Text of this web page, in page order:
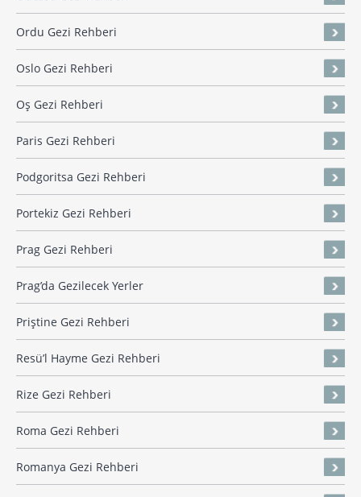
Ordu Gezi Rehberi
Oslo Gezi Rehberi
Oş Gezi Rehberi
Paris Gezi Rehberi
Podgoritsa Gezi Rehberi
Portekiz Gezi Rehberi
Prag Gezi Rehberi
Prag’da Gezilecek Yerler
Priştine Gezi Rehberi
Resü’l Hayme Gezi Rehberi
Rize Gezi Rehberi
Roma Gezi Rehberi
Romanya Gezi Rehberi